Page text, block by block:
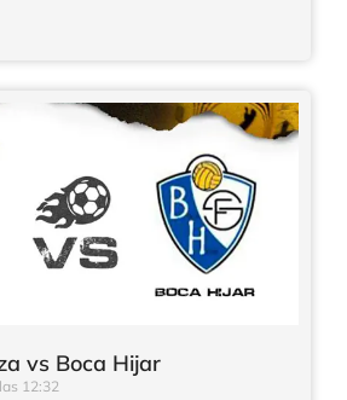
vs Boca Hijar
12:32